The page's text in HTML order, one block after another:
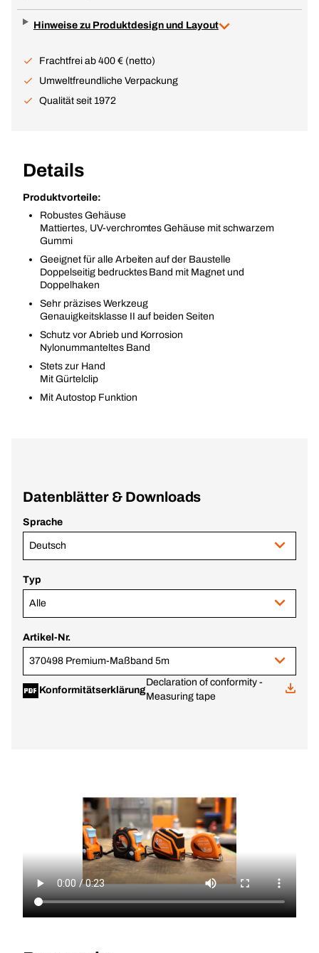
Hinweise zu Produktdesign und Layout
Frachtfrei ab 400 € (netto)
Umweltfreundliche Verpackung
Qualität seit 1972
Details
Produktvorteile:
Robustes Gehäuse
Mattiertes, UV-verchromtes Gehäuse mit schwarzem
Gummi
Geeignet für alle Arbeiten auf der Baustelle
Doppelseitig bedrucktes Band mit Magnet und
Doppelhaken
Sehr präzises Werkzeug
Genauigkeitsklasse II auf beiden Seiten
Schutz vor Abrieb und Korrosion
Nylonummanteltes Band
Stets zur Hand
Mit Gürtelclip
Mit Autostop Funktion
Datenblätter & Downloads
Sprache
Deutsch
Typ
Alle
Artikel-Nr.
370498 Premium-Maßband 5m
Konformitätserklärung
Declaration of conformity -
Measuring tape